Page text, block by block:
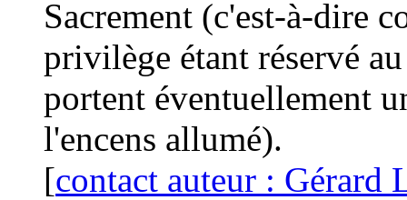
Sacrement (c'est-à-dire
privilège étant réservé
portent éventuellement
l'encens allumé).
[contact auteur : Gérard